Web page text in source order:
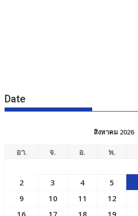
Date
สิงหาคม 2026
อา. จ. อ. พ.
2
3 4 5
9
10 11 12
16
17 18 19